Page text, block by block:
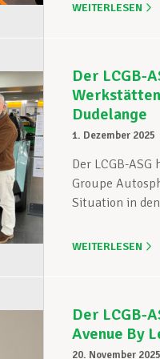
WEITERLESEN
Der LCGB-
Dudelange
1. Dezember 2025
Der LCGB-
Groupe
Situation in
WEITERLESEN
Der LCGB-
Avenue By
20. November